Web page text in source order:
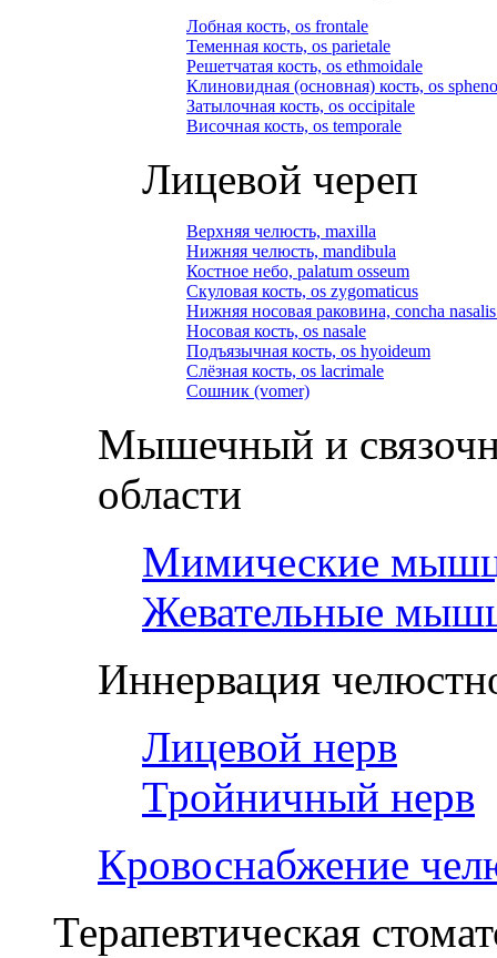
Лобная кость, os frontale
Теменная кость, os parietale
Решетчатая кость, os ethmoidale
Клиновидная (основная) кость, os
Затылочная кость, os occipitale
Височная кость, os temporale
Лицевой череп
Верхняя челюсть, maxilla
Нижняя челюсть, mandibula
Костное небо, palatum osseum
Скуловая кость, os zygomaticus
Нижняя носовая раковина, concha
Носовая кость, os nasale
Подъязычная кость, os hyoideum
Слёзная кость, os lacrimale
Сошник (vomer)
Мышечный и
области
Мимические
Жевательные
Иннервация
Лицевой нерв
Тройничный нерв
Кровоснабжение
Терапевтическая